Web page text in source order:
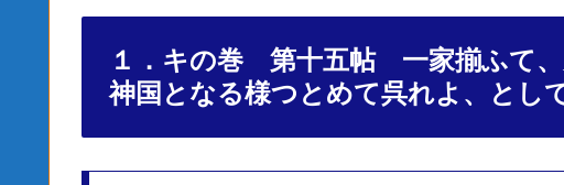
１．キの巻 第十五帖 一家揃ふて、
神国となる様つとめて呉れよ、とし